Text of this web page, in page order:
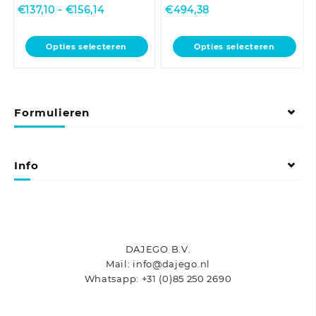
€137,10 - €156,14Prijsklasse:
tot
€156,14
Opties selecteren
Dit
product
Deze
optie
gekozen
€494,38
Opties selecteren
Dit
product
Formulieren
Info
DAJEGO B.V.
Mail: info@dajego.nl
Whatsapp: +31 (0)85 250 2690